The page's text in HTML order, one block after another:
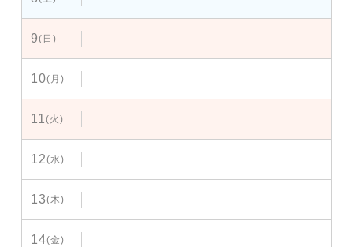
9(日)
10(月)
11(火)
12(水)
13(木)
14(金)